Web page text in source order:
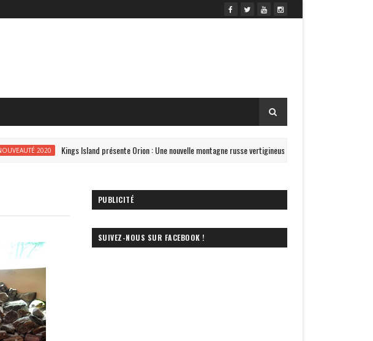
2020 Kings Island présente Orion : Une nouvelle montagne russe vertigineuse !
PUBLICITÉ
SUIVEZ-NOUS SUR FACEBOOK !